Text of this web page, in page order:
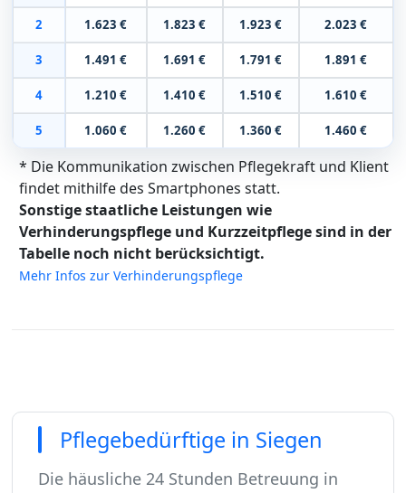
2 1.623 € 1.823 € 1.923 € 2.023 €
3 1.491 € 1.691 € 1.791 € 1.891 €
4 1.210 € 1.410 € 1.510 € 1.610 €
5 1.060 € 1.260 € 1.360 € 1.460 €
* Die Kommunikation zwischen Pflegekraft und Klient
findet mithilfe des Smartphones statt.
Sonstige staatliche Leistungen wie
Verhinderungspflege und Kurzzeitpflege sind in der
Tabelle noch nicht berücksichtigt.
Mehr Infos zur Verhinderungspflege
Pflegebedürftige in Siegen
Die häusliche 24 Stunden Betreuung in